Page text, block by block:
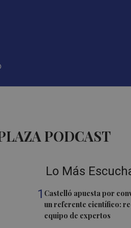
PODCAST
Lo Más
1 Castelló apuesta por
un referente científico:
equipo de expertos